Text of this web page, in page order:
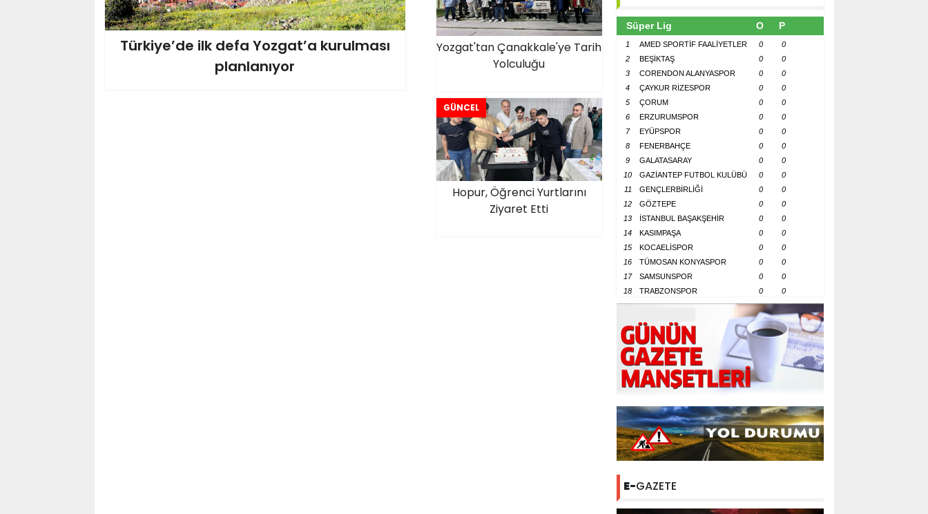
Türkiye’de ilk defa Yozgat’a kurulması
planlanıyor
Yozgat'tan Çanakkale'ye Tarih
Yolculuğu
GÜNCEL
Hopur, Öğrenci Yurtlarını
Ziyaret Etti
Süper Lig O P
1 AMED SPORTİF FAALİYETLER 0
0
2
BEŞİKTAŞ 0
0
3
CORENDON ALANYASPOR 0
0
4
ÇAYKUR RİZESPOR 0
0
5
ÇORUM 0
0
6
ERZURUMSPOR 0
0
7
EYÜPSPOR 0
0
8
FENERBAHÇE 0
0
9
GALATASARAY 0
0
10
GAZİANTEP FUTBOL KULÜBÜ 0
0
11
GENÇLERBİRLİĞİ 0
0
12
GÖZTEPE 0
0
13
İSTANBUL BAŞAKŞEHİR 0
0
14
KASIMPAŞA 0
0
15
KOCAELİSPOR 0
0
16
TÜMOSAN KONYASPOR 0
0
17
SAMSUNSPOR 0
0
18
TRABZONSPOR 0 0
E-GAZETE